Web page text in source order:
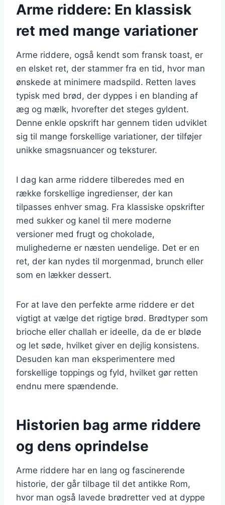
Arme riddere: En klassisk
ret med mange variationer
Arme riddere, også kendt som fransk toast, er
en elsket ret, der stammer fra en tid, hvor man
ønskede at minimere madspild. Retten laves
typisk med brød, der dyppes i en blanding af
æg og mælk, hvorefter det steges gyldent.
Denne enkle opskrift har gennem tiden udviklet
sig til mange forskellige variationer, der tilføjer
unikke smagsnuancer og teksturer.
I dag kan arme riddere tilberedes med en
række forskellige ingredienser, der kan
tilpasses enhver smag. Fra klassiske opskrifter
med sukker og kanel til mere moderne
versioner med frugt og chokolade,
mulighederne er næsten uendelige. Det er en
ret, der kan nydes til morgenmad, brunch eller
som en lækker dessert.
For at lave den perfekte arme riddere er det
vigtigt at vælge det rigtige brød. Brødtyper som
brioche eller challah er ideelle, da de er bløde
og let søde, hvilket giver en dejlig konsistens.
Desuden kan man eksperimentere med
forskellige toppings og fyld, hvilket gør retten
endnu mere spændende.
Historien bag arme riddere
og dens oprindelse
Arme riddere har en lang og fascinerende
historie, der går tilbage til det antikke Rom,
hvor man også lavede brødretter ved at dyppe